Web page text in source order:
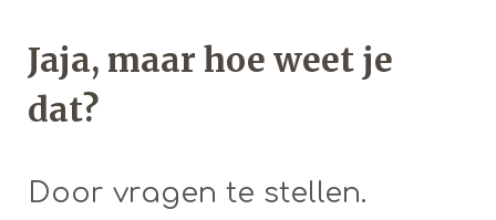
Jaja, maar hoe weet je
dat?
Door vragen te stellen.